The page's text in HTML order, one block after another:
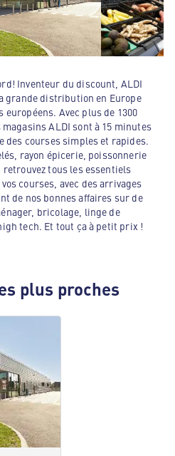
Inventeur du discount, ALDI
grande distribution en Europe
européens. Avec plus de 1300
ALDI sont à 15 minutes
des courses simples et rapides.
rayon épicerie, poissonnerie
tous les essentiels
courses, avec des arrivages
de nos bonnes affaires sur de
bricolage, linge de
tech. Et tout ça à petit prix !
plus proches